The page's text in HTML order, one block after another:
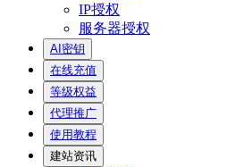
IP授权
服务器授权
AI密钥
在线充值
等级权益
代理推广
使用教程
建站资讯